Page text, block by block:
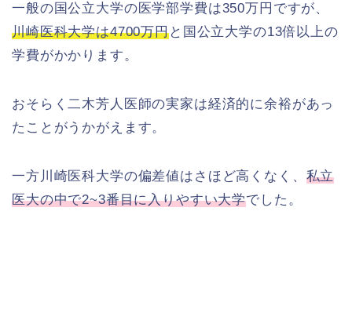
一般の国公立大学の医学部学費は350万円ですが、
川崎医科大学は4700万円と国公立大学の13倍以上の
学費がかかります。
おそらく二木芳人医師の実家は経済的に余裕があっ
たことがうかがえます。
一方川崎医科大学の偏差値はさほど高くなく、 私立
医大の中で2~3番目に入りやすい大学でした。